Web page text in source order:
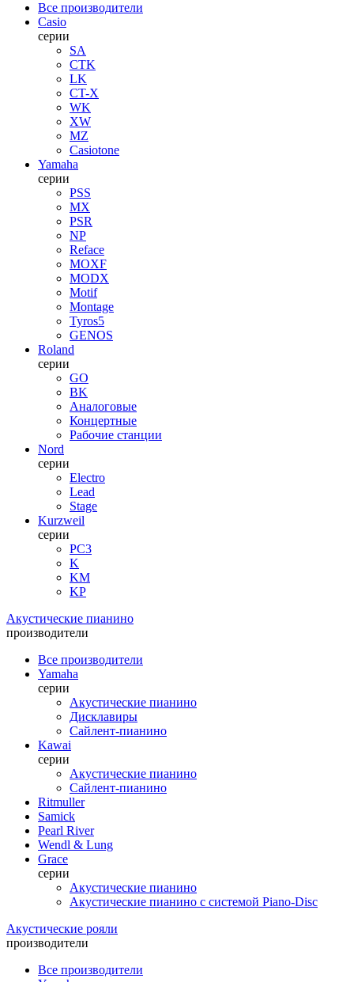
Все производители
Casio
серии
SA
CTK
LK
CT-X
WK
XW
MZ
Casiotone
Yamaha
серии
PSS
MX
PSR
NP
Reface
MOXF
MODX
Motif
Montage
Tyros5
GENOS
Roland
серии
GO
BK
Аналоговые
Концертные
Рабочие станции
Nord
серии
Electro
Lead
Stage
Kurzweil
серии
PC3
K
KM
KP
Акустические пианино
производители
Все производители
Yamaha
серии
Акустические пианино
Дисклавиры
Сайлент-пианино
Kawai
серии
Акустические пианино
Сайлент-пианино
Ritmuller
Samick
Pearl River
Wendl & Lung
Grace
серии
Акустические пианино
Акустические пианино с системой Piano-Disc
Акустические рояли
производители
Все производители